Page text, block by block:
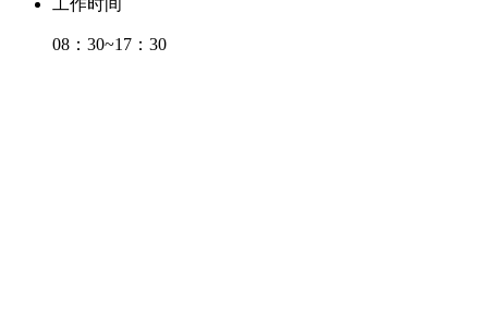
工作时间
08：30~17：30